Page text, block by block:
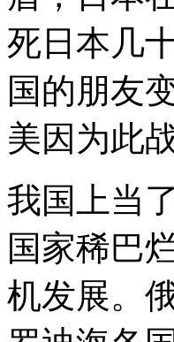
死日本几
国的朋友
美因为此
我国上当
国家稀巴
机发展。